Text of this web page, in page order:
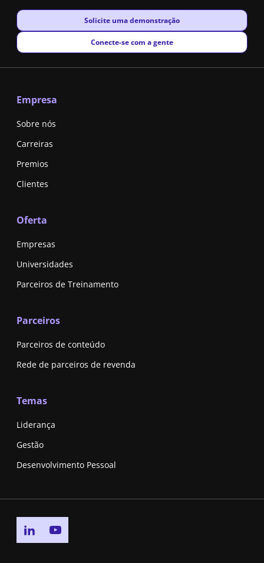
New window
Solicite uma demonstração
New window
Conecte-se com a gente
Empresa
Sobre nós
Carreiras
Premios
Clientes
Oferta
Empresas
Universidades
Parceiros de Treinamento
Parceiros
Parceiros de conteúdo
Rede de parceiros de revenda
Temas
Liderança
Gestão
Desenvolvimento Pessoal
Go to linkedin page